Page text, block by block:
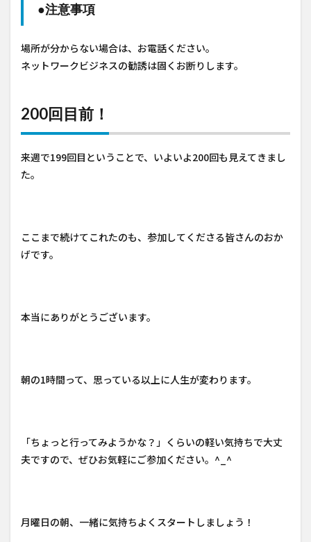
●注意事項
場所が分からない場合は、お電話ください。
ネットワークビジネスの勧誘は固くお断りします。
200回目前！
来週で199回目ということで、いよいよ200回も見えてきまし
た。
ここまで続けてこれたのも、参加してくださる皆さんのおか
げです。
本当にありがとうございます。
朝の1時間って、思っている以上に人生が変わります。
「ちょっと行ってみようかな？」くらいの軽い気持ちで大丈
夫ですので、ぜひお気軽にご参加ください。^_^
月曜日の朝、一緒に気持ちよくスタートしましょう！